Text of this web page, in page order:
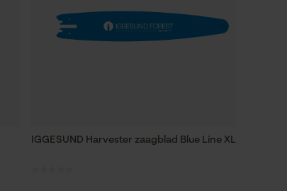
IGGESUND Harvester zaagblad Blue Line XL